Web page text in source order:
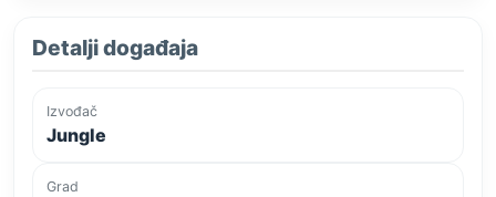
Detalji događaja
Izvođač
Jungle
Grad